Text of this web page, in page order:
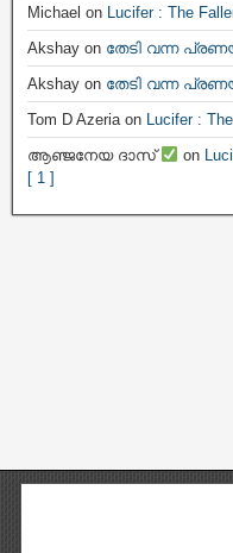
Michael on Lucifer : The
Akshay on തേടി വന്ന
Akshay on തേടി വന്ന
Tom D Azeriaon Lucifer :
ആഞ്ജനേയ ദാസ്
on
[ 1 ]